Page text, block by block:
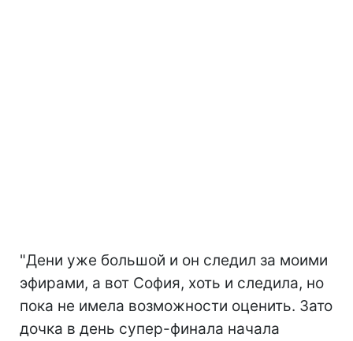
"Дени уже большой и он следил за моими
эфирами, а вот София, хоть и следила, но
пока не имела возможности оценить. Зато
дочка в день супер-финала начала